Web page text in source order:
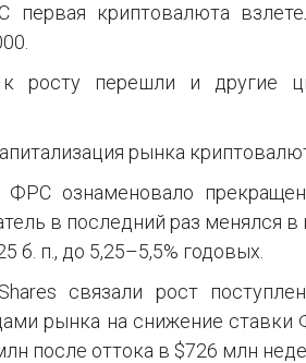
криптовалюта
росту перешли и другие
рынка
ознаменовало
в последний раз менялся
б. п., до 5,25–5,5% годовых.
связали рост
рынка на снижение ставки
после оттока в $726 млн